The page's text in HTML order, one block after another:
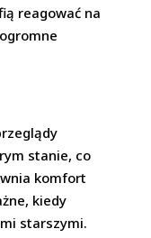
reagować na
stanie, co
komfort
kiedy
starszymi.